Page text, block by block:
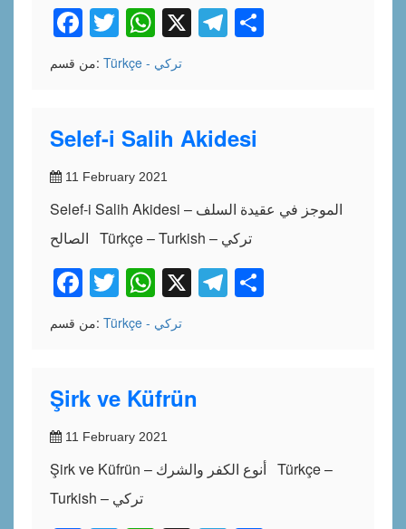
Facebook
Twitter
WhatsApp
X Telegram
من قسم: Türkçe - تركي
Selef-i Salih Akidesi
11 February 2021
Selef-i Salih Akidesi – الموجز في عقيدة السلف
الصالح Türkçe – Turkish – تركي
Facebook
Twitter
WhatsApp
X Telegram
من قسم: Türkçe - تركي
Şirk ve Küfrün
11 February 2021
Şirk ve Küfrün – أنوع الكفر والشرك Türkçe –
Turkish – تركي